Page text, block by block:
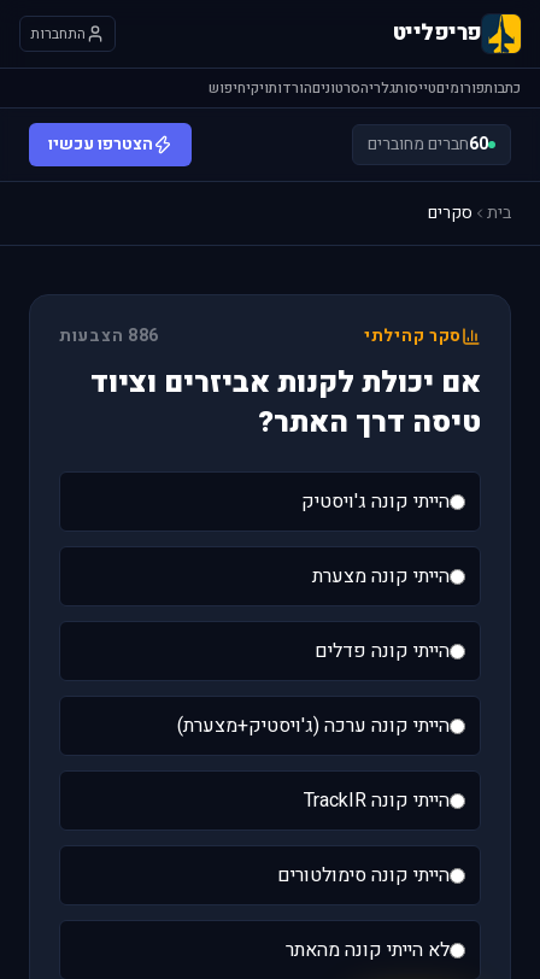
פריפלייט התחברות
כתבותפורומיםטייסותגלריהסרטוניםהורדותויקיחיפוש
60חברים מחוברים הצטרפו עכשיו
בית סקרים
סקר קהילתי 886 הצבעות
אם יכולת לקנות אביזרים וציוד
טיסה דרך האתר?
הייתי קונה ג'ויסטיק
הייתי קונה מצערת
הייתי קונה פדלים
הייתי קונה ערכה (ג'ויסטיק+מצערת)
הייתי קונה TrackIR
הייתי קונה סימולטורים
לא הייתי קונה מהאתר